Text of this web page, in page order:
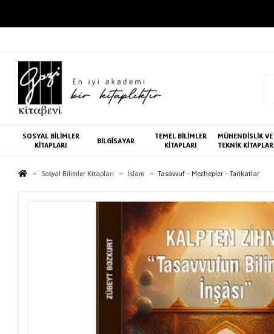
SOSYAL BİLİMLER
KİTAPLARI
BİLGİSAYAR
TEMEL BİLİMLER
KİTAPLARI
MÜHENDİSLİK VE
TEKNİK KİTAPLAR
Sosyal Bilimler Kitapları İslam Tasavvuf - Mezhepler - Tarikatlar